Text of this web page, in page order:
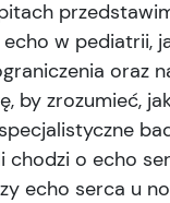
w pediatrii,
oraz
by zrozumieć,
chodzi o echo
echo serca u